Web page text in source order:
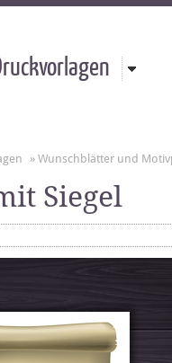
» Wunschblätter und
Siegel